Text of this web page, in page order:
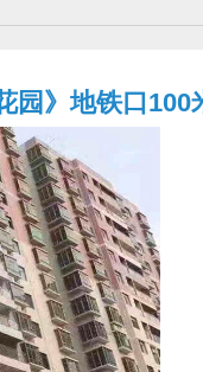
园》地铁口100